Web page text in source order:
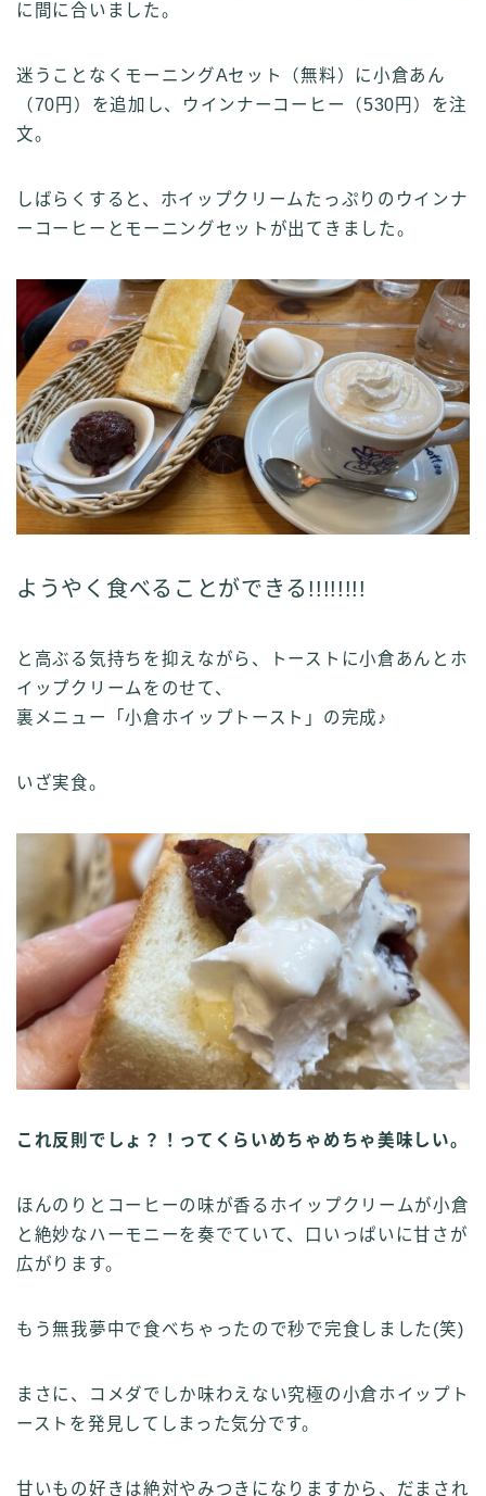
に間に合いました。
迷うことなくモーニングAセット（無料）に小倉あん
（70円）を追加し、ウインナーコーヒー（530円）を注
文。
しばらくすると、ホイップクリームたっぷりのウインナ
ーコーヒーとモーニングセットが出てきました。
ようやく食べることができる!!!!!!!!
と高ぶる気持ちを抑えながら、トーストに小倉あんとホ
イップクリームをのせて、
裏メニュー「小倉ホイップトースト」の完成♪
いざ実食。
これ反則でしょ？！ってくらいめちゃめちゃ美味しい。
ほんのりとコーヒーの味が香るホイップクリームが小倉
と絶妙なハーモニーを奏でていて、口いっぱいに甘さが
広がります。
もう無我夢中で食べちゃったので秒で完食しました(笑)
まさに、コメダでしか味わえない究極の小倉ホイップト
ーストを発見してしまった気分です。
甘いもの好きは絶対やみつきになりますから、だまされ